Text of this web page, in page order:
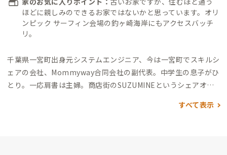
ほどに親しみのできるお家ではないかと思っています。オリ
ンピック サーフィン会場の釣ヶ崎海岸にもアクセスバッチ
リ。
千葉県一宮町出身元システムエンジニア、今は一宮町でスキルシ
ェアの会社、Mommyway合同会社の副代表。 中学生の息子がひ
とり。一応肩書は主婦。 商店街のSUZUMINEというシェアオフ
ADDress会員さんや近くの家守さんにも
すべて表示